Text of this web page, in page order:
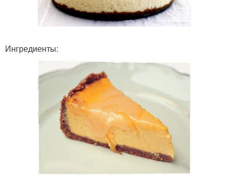
Ингредиенты: